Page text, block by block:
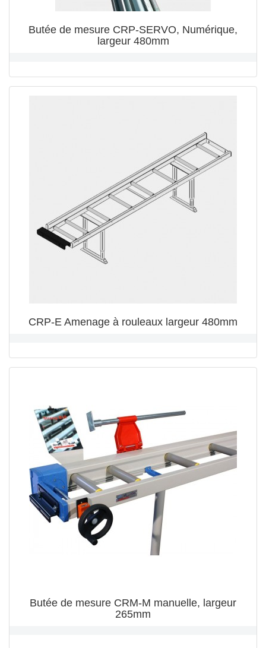
Butée de mesure CRP-SERVO, Numérique,
largeur 480mm
CRP-E Amenage à rouleaux largeur 480mm
Butée de mesure CRM-M manuelle, largeur
265mm